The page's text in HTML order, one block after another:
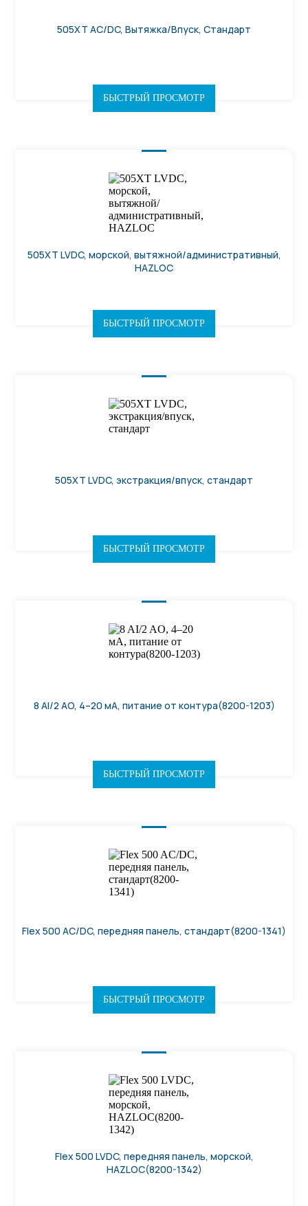
505ХТ AC/DC, Вытяжка/Впуск, Стандарт
БЫСТРЫЙ ПРОСМОТР
505ХТ LVDC, морской, вытяжной/административный,
HAZLOC
БЫСТРЫЙ ПРОСМОТР
505ХТ LVDC, экстракция/впуск, стандарт
БЫСТРЫЙ ПРОСМОТР
8 AI/2 AO, 4–20 мА, питание от контура(8200-1203)
БЫСТРЫЙ ПРОСМОТР
Flex 500 AC/DC, передняя панель, стандарт(8200-1341)
БЫСТРЫЙ ПРОСМОТР
Flex 500 LVDC, передняя панель, морской,
HAZLOC(8200-1342)